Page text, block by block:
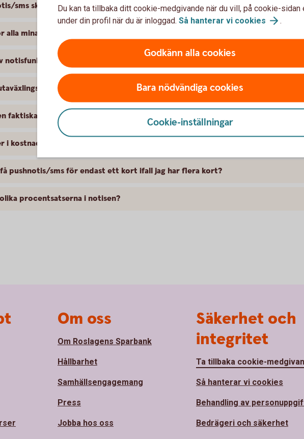
sms skickas för korttransaktioner i hela världen eller bara inom EES/EU?
mina kort?
notisfunktionen?
ändrats?
faktiska valutaväxlingskursen jag fick på ett köp?
i kostnaden för en transaktion?
få pushnotis/sms för endast ett kort ifall jag har flera kort?
procentsatserna i notisen?
Du kan ta tillbaka ditt cookie-medgivande när du vill, på cookie-sidan
under din profil när du är inloggad. Så hanterar vi cookies .
Godkänn alla cookies
Bara nödvändiga cookies
Cookie-inställningar
Om oss
Om Roslagens Sparbank
Hållbarhet
Samhällsengagemang
Press
Jobba hos oss
Säkerhet och
integritet
Ta tillbaka cookie-
Så hanterar vi cookies
Behandling av
Bedrägeri och säkerhet